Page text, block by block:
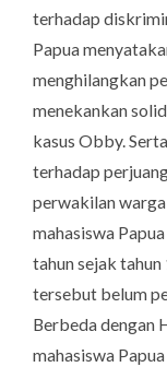
terhadap
Papua
menghilangkan
menekankan
kasus Obby.
terhadap
perwakilan
mahasiswa
tahun sejak
tersebut belum
Berbeda dengan
mahasiswa